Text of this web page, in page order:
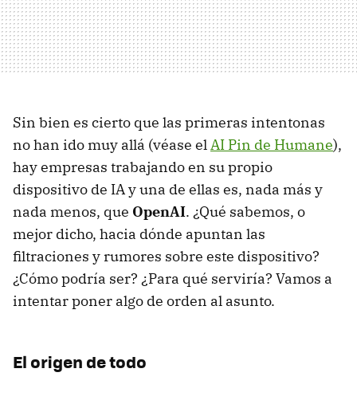
Sin bien es cierto que las primeras intentonas
no han ido muy allá (véase elAI Pin de Humane),
hay empresas trabajando en su propio
dispositivo de IA y una de ellas es, nada más y
nada menos, que OpenAI. ¿Qué sabemos, o
mejor dicho, hacia dónde apuntan las
filtraciones y rumores sobre este dispositivo?
¿Cómo podría ser? ¿Para qué serviría? Vamos a
intentar poner algo de orden al asunto.
El origen de todo